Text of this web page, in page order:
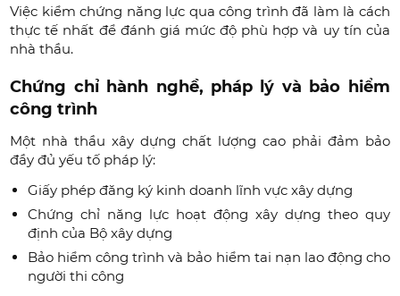
Việc kiểm chứng năng lực qua công trình đã làm là cách
thực tế nhất để đánh giá mức độ phù hợp và uy tín của
nhà thầu.
Chứng chỉ hành nghề, pháp lý và bảo hiểm
công trình
Một nhà thầu xây dựng chất lượng cao phải đảm bảo
đầy đủ yếu tố pháp lý:
Giấy phép đăng ký kinh doanh lĩnh vực xây dựng
Chứng chỉ năng lực hoạt động xây dựng theo quy
định của Bộ xây dựng
Bảo hiểm công trình và bảo hiểm tai nạn lao động cho
người thi công